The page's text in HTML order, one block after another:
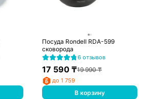
Посуда Rondell RDA-599
сковорода
6 отзывов
17 590 ₸19 990₸
до 1 759
В корзину